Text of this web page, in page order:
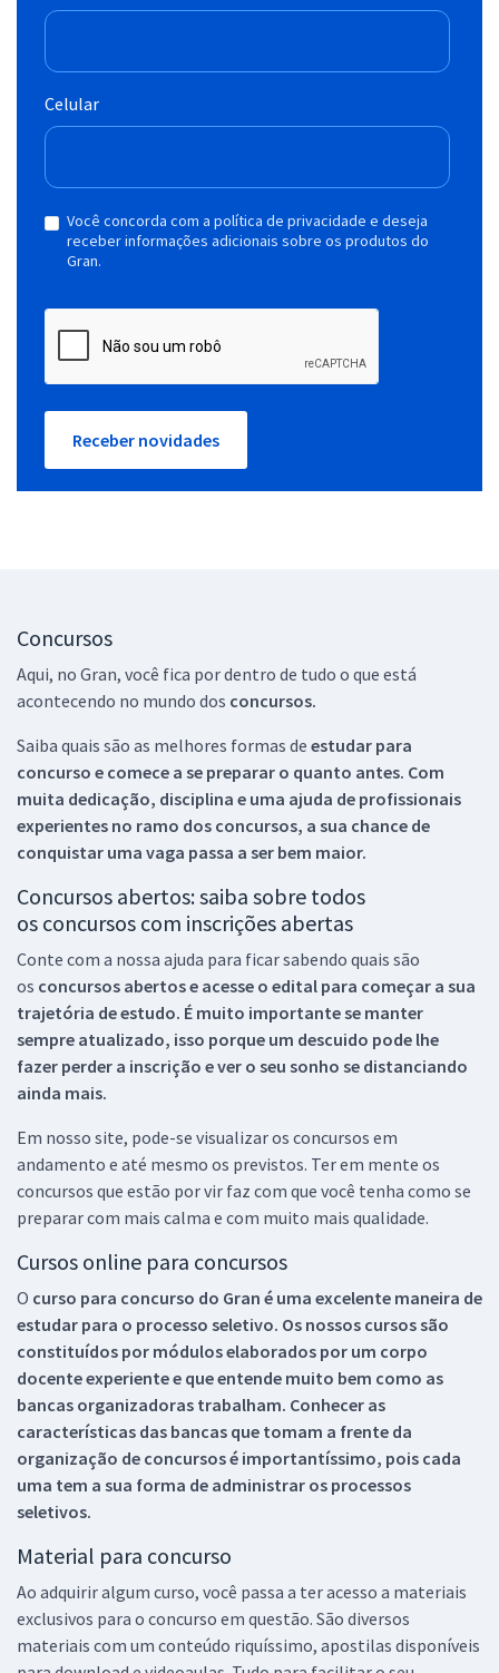
Celular
Você concorda com a política de privacidade e deseja
receber informações adicionais sobre os produtos do
Gran.
Receber novidades
Concursos
Aqui, no Gran, você fica por dentro de tudo o que está
acontecendo no mundo dos concursos.
Saiba quais são as melhores formas de estudar para
concurso e comece a se preparar o quanto antes. Com
muita dedicação, disciplina e uma ajuda de profissionais
experientes no ramo dos concursos, a sua chance de
conquistar uma vaga passa a ser bem maior.
Concursos abertos: saiba sobre todos
os concursos com inscrições abertas
Conte com a nossa ajuda para ficar sabendo quais são
os concursos abertos e acesse o edital para começar a sua
trajetória de estudo. É muito importante se manter
sempre atualizado, isso porque um descuido pode lhe
fazer perder a inscrição e ver o seu sonho se distanciando
ainda mais.
Em nosso site, pode-se visualizar os concursos em
andamento e até mesmo os previstos. Ter em mente os
concursos que estão por vir faz com que você tenha como se
preparar com mais calma e com muito mais qualidade.
Cursos online para concursos
O curso para concurso do Gran é uma excelente maneira de
estudar para o processo seletivo. Os nossos cursos são
constituídos por módulos elaborados por um corpo
docente experiente e que entende muito bem como as
bancas organizadoras trabalham. Conhecer as
características das bancas que tomam a frente da
organização de concursos é importantíssimo, pois cada
uma tem a sua forma de administrar os processos
seletivos.
Material para concurso
Ao adquirir algum curso, você passa a ter acesso a materiais
exclusivos para o concurso em questão. São diversos
materiais com um conteúdo riquíssimo, apostilas disponíveis